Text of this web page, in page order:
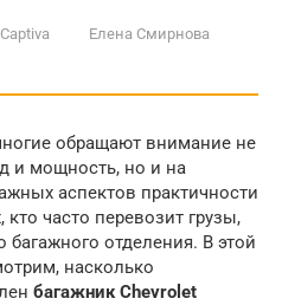
Captiva Елена Смирнова
обращают внимание не
и мощность, но и на
аспектов практичности
часто перевозит грузы,
багажного отделения. В этой
насколько
багажник Chevrolet